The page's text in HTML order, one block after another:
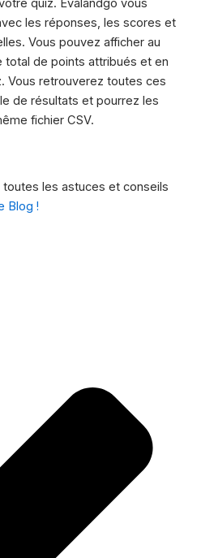
les réponses, les scores et
Vous pouvez afficher au
total de points attribués et en
Vous retrouverez toutes ces
de résultats et pourrez les
fichier CSV.
les astuces et conseils
Blog !